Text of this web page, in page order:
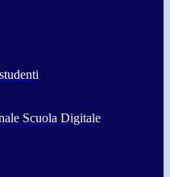
Scuola Digitale